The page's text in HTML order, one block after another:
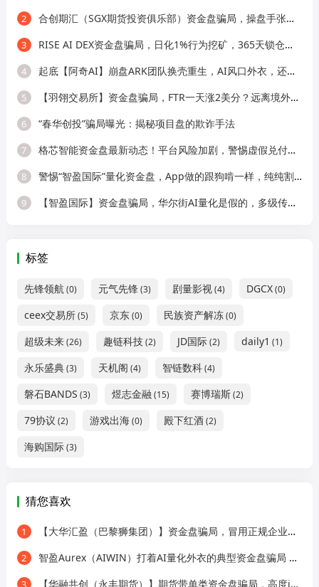
2 合创期汇（SGX期货投资俱乐部）资金盘骗局，操盘手张奕多次收割山东会员，看
3 RISE AI DEX资金盘骗局，日化1%行为挖矿，365天锁仓，纯庞氏骗局
4 起底【阿奇AI】崩盘ARK团队换壳重生，AI风口外衣，还是老牌分销套路！
5 【羽翎交易所】资金盘骗局，FTR一天涨2美分？远离境外园区杀猪盘！
6 “春华创投”骗局曝光：揭秘项目盘的欺诈手法
7 格芯智能资金盘最新动态！平台风险加剧，警惕虚假兑付二次诈骗！
8 警惕“智盈国际”量化资金盘，App做的跟狗啃一样，纯纯割韭菜！
9 【智盈国际】资金盘骗局，华尔街AI量化是假的，多级传销圈钱是真的！
标签
先锋领航(0) 元气先锋(3) 剧量影视(4) DGCX(0)
ceex交易所(5) 京东(0) 民族资产解冻(0)
超级未来(26) 趣链科技(2) JD国际(2) daily1 (1)
永乐盛典(3) 天机阁 (4) 智链数科(4)
磐石BANDS (3) 煜志金融 (15) 赛博瑞斯(2)
79协议 (2) 游戏出海(0) 殿下红酒(2)
海购国际(3)
猜您喜欢
1 【大华汇盈（巴黎狮集团）】资金盘骗局，冒用正规企业名称，大量单割会员，高度预警，崩盘在即！
2 智盈Aurex（AIWIN）打着AI量化外衣的典型资金盘骗局 刚开盘就单割
3 【华融共创（永丰期货）】期货带单类资金盘骗局，高度j预警，崩盘在即！